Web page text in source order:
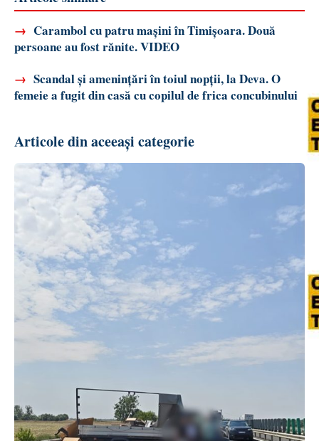
→ Carambol cu patru mașini în Timișoara. Două
persoane au fost rănite. VIDEO
→ Scandal și amenințări în toiul nopții, la Deva. O
femeie a fugit din casă cu copilul de frica concubinului
Articole din aceeași categorie